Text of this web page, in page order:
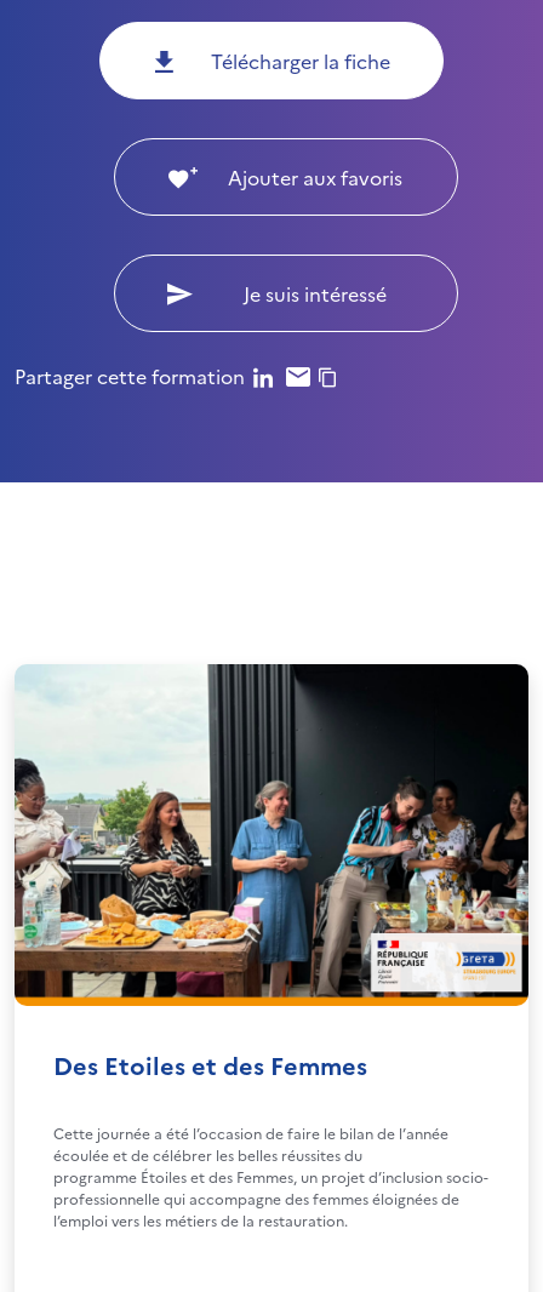
Télécharger la fiche
Ajouter aux favoris
Je suis intéressé
Partager cette formation
Des Etoiles et des Femmes
Cette journée a été l’occasion de faire le bilan de l’année
écoulée et de célébrer les belles réussites du
programme Étoiles et des Femmes, un projet d’inclusion socio-
professionnelle qui accompagne des femmes éloignées de
l’emploi vers les métiers de la restauration.